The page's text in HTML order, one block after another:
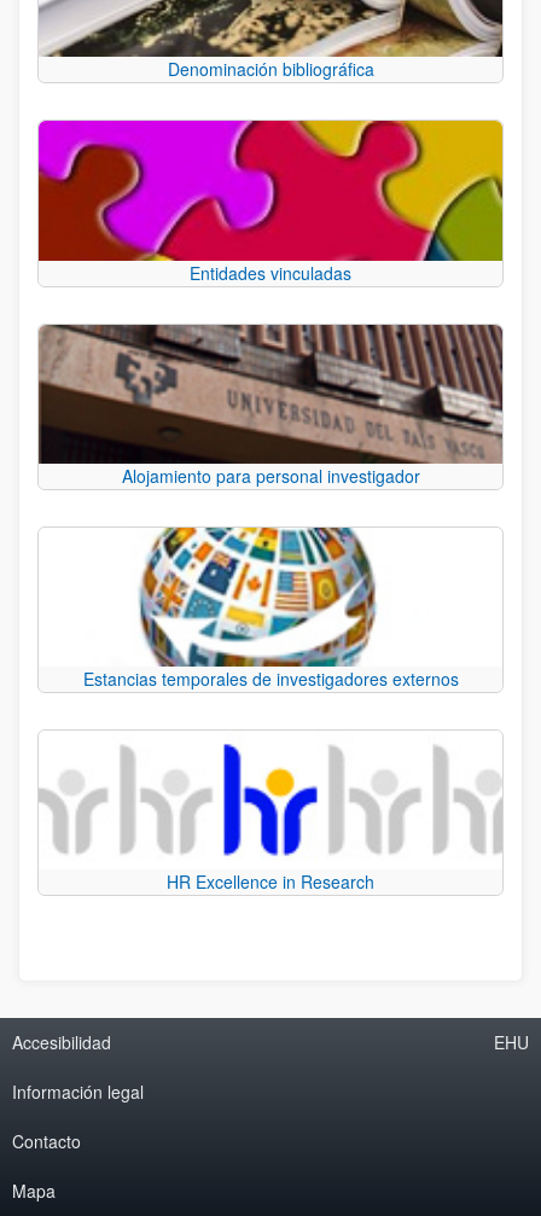
Denominación bibliográfica
Entidades vinculadas
Alojamiento para personal investigador
Estancias temporales de investigadores externos
HR Excellence in Research
Accesibilidad
Información legal
Contacto
Mapa
EHU